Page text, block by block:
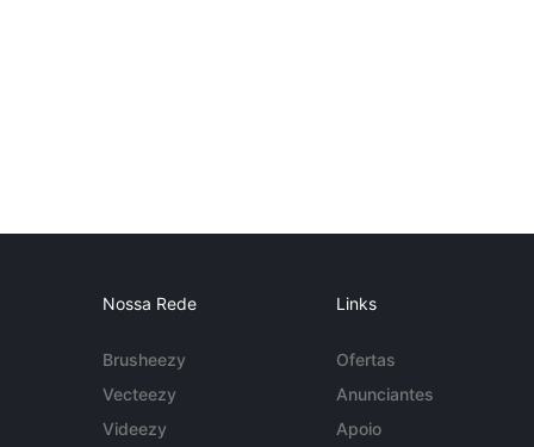
Nossa Rede
Brusheezy
Vecteezy
Videezy
Links
Ofertas
Anunciantes
Apoio